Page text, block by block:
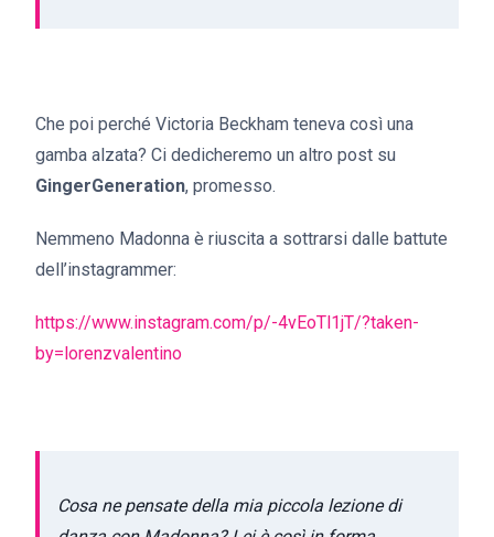
Che poi perché Victoria Beckham teneva così una
gamba alzata? Ci dedicheremo un altro post su
GingerGeneration, promesso.
Nemmeno Madonna è riuscita a sottrarsi dalle battute
dell’instagrammer:
https://www.instagram.com/p/-4vEoTl1jT/?taken-
by=lorenzvalentino
Cosa ne pensate della mia piccola lezione di